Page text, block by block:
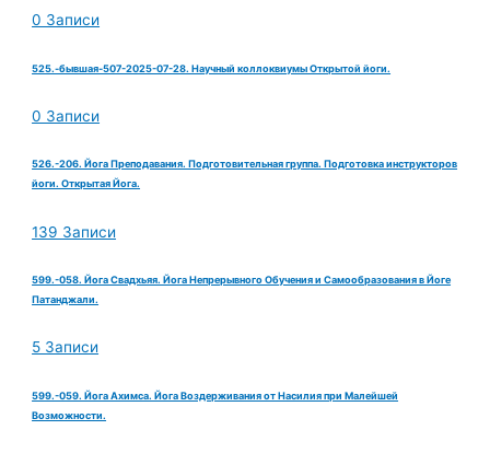
0 Записи
525.-бывшая-507-2025-07-28. Научный коллоквиумы Открытой йоги.
0 Записи
526.-206. Йога Преподавания. Подготовительная группа. Подготовка инструкторов
йоги. Открытая Йога.
139 Записи
599.-058. Йога Свадхьяя. Йога Непрерывного Обучения и Самообразования в Йоге
Патанджали.
5 Записи
599.-059. Йога Ахимса. Йога Воздерживания от Насилия при Малейшей
Возможности.